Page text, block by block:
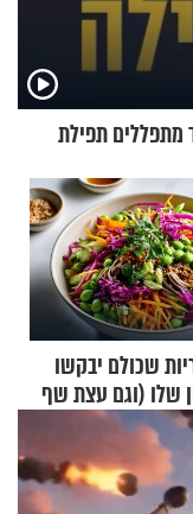
מתפללים תפילת
שכולם יבקשו
שלו (וגם עצת שף